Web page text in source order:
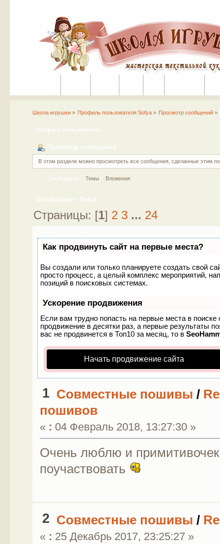
Школа игрушки» Профиль пользователя Sofya » Просмотр сообщений »
Профиль пользователя
Просмотр сообщений
В этом разделе можно просмотреть все сообщения, сделанные этим
Сообщения Темы Вложения
Сообщения - Sofya
Страницы: [1] 2 3 ... 24
Как продвинуть сайт на первые места?
Вы создали или только планируете создать свой
просто процесс, а целый комплекс мероприятий,
позиций в поисковых системах.
Ускорение продвижения
Если вам трудно попасть на первые места в
продвижение в десятки раз, а первые результаты
вас не продвинется в Топ10 за месяц, то в
Начать продвижение сайта
1 Совместные пошивы /
пошивов
« : 04 Февраль 2018, 13:27:30 »
Очень люблю и примитивочек
поучаствовать
2 Совместные пошивы /
« : 25 Декабрь 2017, 23:25:27 »